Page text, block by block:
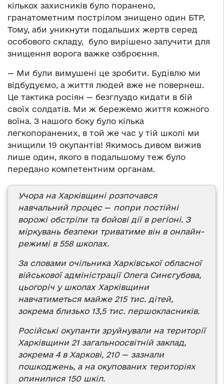
кількох захисників було поранено,
гранатометним пострілом знищено один БТР.
Тому, аби уникнути подальших жертв серед
особового складу, було вирішено залучити для
знищення ворога важке озброєння.
— Ми були вимушені це зробити. Будівлю ми
відбудуємо, а життя людей вже не повернеш.
Це тактика росіян — безглуздо кидати в бій
своїх солдатів. Ми ж бережемо життя кожного
воїна. З нашого боку було кілька
легкопоранених, в той же час у тій школі ми
знищили 19 окупантів! Якимось дивом вижив
лише один, якого в подальшому теж було
передано компетентним органам.
Учора на Харківщині розпочався
навчальний процес — попри постійні
ворожі обстріли та бойові дії в регіоні. З
міркувань безпеки триватиме він в онлайн-
режимі в 558 школах.
За словами очільника Харківської обласної
військової адміністрації Олега Синєгубова,
цьогоріч у школах Харківщини
навчатиметься майже 215 тис. дітей,
зокрема близько 13,5 тис. першокласників.
Російські окупанти зруйнували на території
Харківщини 21 загальноосвітній заклад,
зокрема 4 в Харкові, 210 — зазнали
пошкоджень, а на окупованих територіях
опинилися 150 шкіл.